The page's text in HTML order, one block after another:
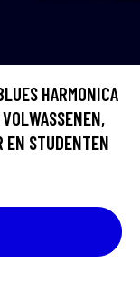
HARMONICA
EN STUDENTEN